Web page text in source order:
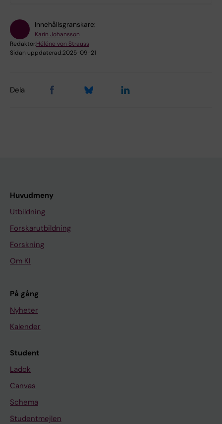
Innehållsgranskare:
Karin Johansson
Redaktör:Héléne von Strauss
Sidan uppdaterad:2025-09-21
Dela
Huvudmeny
Utbildning
Forskarutbildning
Forskning
Om KI
På gång
Nyheter
Kalender
Student
Ladok
Canvas
Schema
Studentmejlen